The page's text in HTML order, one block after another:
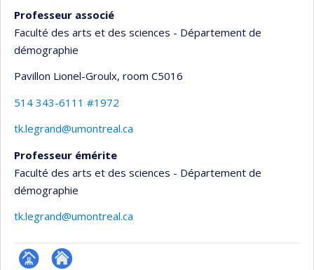
Professeur associé
Faculté des arts et des sciences - Département de
démographie
Pavillon Lionel-Groulx, room C5016
514 343-6111 #1972
tk.legrand@umontreal.ca
Professeur émérite
Faculté des arts et des sciences - Département de
démographie
tk.legrand@umontreal.ca